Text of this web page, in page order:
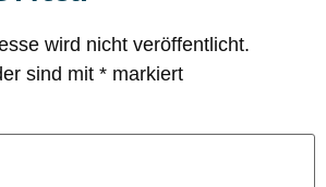
wird nicht veröffentlicht.
sind mit * markiert